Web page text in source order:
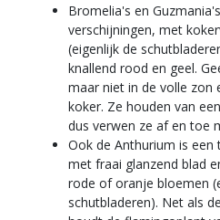
Bromelia's en
verschijningen, met
(eigenlijk de
knallend rood en geel.
maar niet in de volle zon
koker. Ze houden van
dus verwen ze af en toe
Ook de Anthurium is een
met fraai glanzend blad
rode of oranje bloemen
schutbladeren). Net als